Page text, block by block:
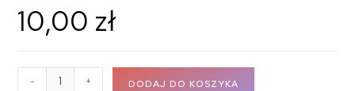
10,00 zł
- + DODAJ DO KOSZYKA